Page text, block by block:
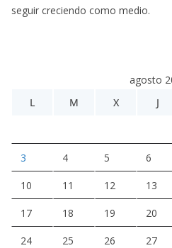
seguir creciendo como medio.
agosto
L
M X J
3 4 5 6
10 11 12 13
17 18 19 20
24 25 26 27